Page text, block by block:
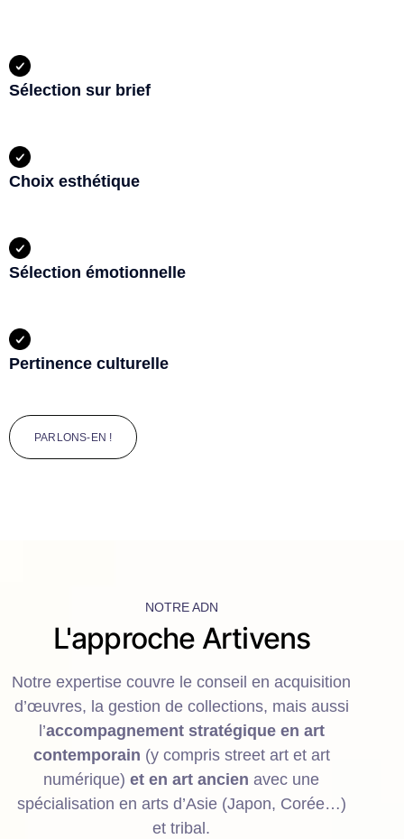
Sélection sur brief
Choix esthétique
Sélection émotionnelle
Pertinence culturelle
PARLONS-EN !
NOTRE ADN
L'approche Artivens
Notre expertise couvre le conseil en acquisition
d’œuvres, la gestion de collections, mais aussi
l’accompagnement stratégique en art
contemporain (y compris street art et art
numérique) et en art ancienavec une
spécialisation en arts d’Asie (Japon, Corée…)
et tribal.